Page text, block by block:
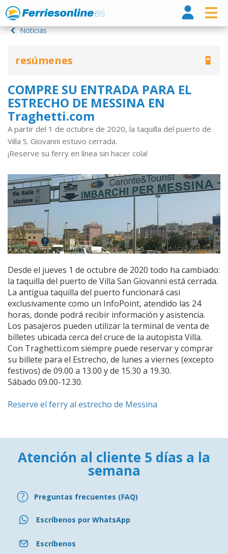
Noticias
resúmenes
COMPRE SU ENTRADA PARA EL
ESTRECHO DE MESSINA EN
Traghetti.com
A partir del 1 de octubre de 2020, la taquilla del puerto de
Villa S. Giovanni estuvo cerrada.
¡Reserve su ferry en línea sin hacer cola!
Desde el jueves 1 de octubre de 2020 todo ha cambiado:
la taquilla del puerto de Villa San Giovanni está cerrada.
La antigua taquilla del puerto funcionará casi
exclusivamente como un InfoPoint, atendido las 24
horas, donde podrá recibir información y asistencia.
Los pasajeros pueden utilizar la terminal de venta de
billetes ubicada cerca del cruce de la autopista Villa.
Con Traghetti.com siempre puede reservar y comprar
su billete para el Estrecho, de lunes a viernes (excepto
festivos) de 09.00 a 13.00 y de 15.30 a 19.30.
Sábado 09.00-12.30.
Reserve el ferry al estrecho de Messina
Atención al cliente 5 días a la
semana
Preguntas frecuentes (FAQ)
Escríbenos por WhatsApp
Escríbenos